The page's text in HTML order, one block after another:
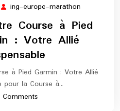
04 ing-europe-marathon
europe-
marathon
Course à Pied
: Votre Allié
à Pied Garmin : Votre Allié
pour la Course à…
Comments